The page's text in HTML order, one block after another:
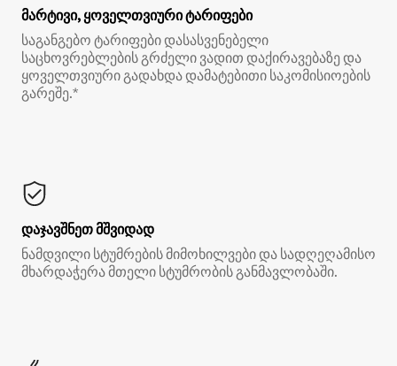
მარტივი, ყოველთვიური ტარიფები
საგანგებო ტარიფები დასასვენებელი
საცხოვრებლების გრძელი ვადით დაქირავებაზე და
ყოველთვიური გადახდა დამატებითი საკომისიოების
გარეშე.*
დაჯავშნეთ მშვიდად
ნამდვილი სტუმრების მიმოხილვები და სადღეღამისო
მხარდაჭერა მთელი სტუმრობის განმავლობაში.